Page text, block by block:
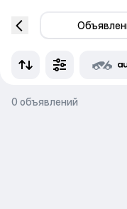
0 объявлений